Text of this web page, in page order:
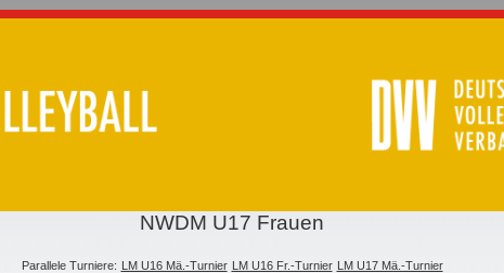
NWDM U17 Frauen
Parallele Turniere: LM U16 Mä.-Turnier LM U16 Fr.-Turnier LM U17 Mä.-Turnier